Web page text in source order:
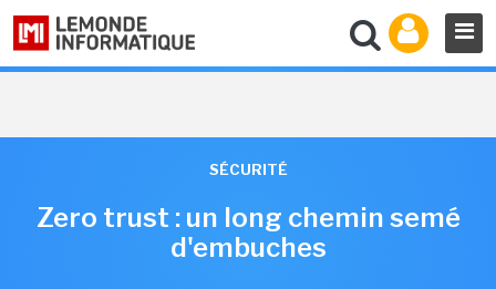
SÉCURITÉ
Zero trust : un long chemin semé
d'embuches